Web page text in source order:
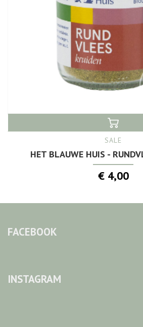
SALE
HET BLAUWE HUIS -
€ 4,00
FACEBOOK
INSTAGRAM